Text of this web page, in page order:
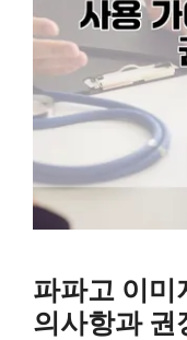
파파고 이미
의사항과 권